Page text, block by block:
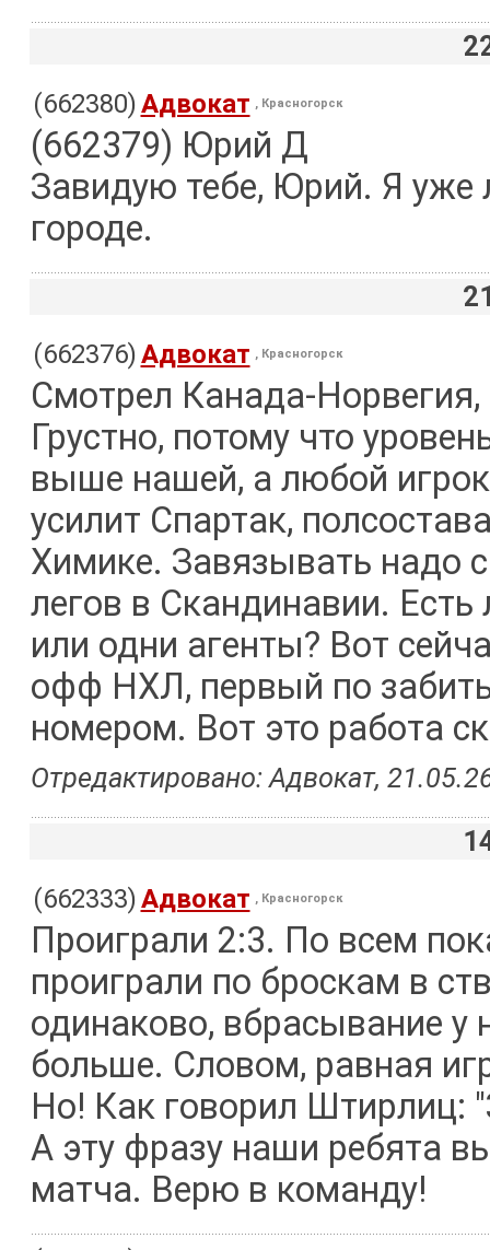
(662380)Адвокат , Красногорск
(662379) Юрий Д
Завидую тебе, Юрий. Я уже
городе.
(662376)Адвокат , Красногорск
Смотрел Канада-
Грустно, потому что
выше нашей, а любой
усилит Спартак,
Химике. Завязывать надо
легов в Скандинавии.
или одни агенты? Вот
офф НХЛ, первый по
номером. Вот это работа
Отредактировано: Адвокат,
(662333)Адвокат , Красногорск
Проиграли 2:3. По всем
проиграли по броскам в
одинаково, вбрасывание у
больше. Словом, равная
Но! Как говорил Штирлиц:
А эту фразу наши ребята
матча. Верю в команду!